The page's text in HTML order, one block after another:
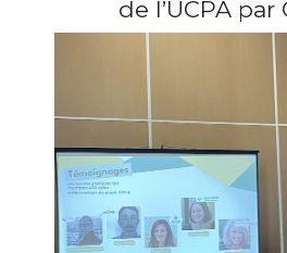
de l’UCPA